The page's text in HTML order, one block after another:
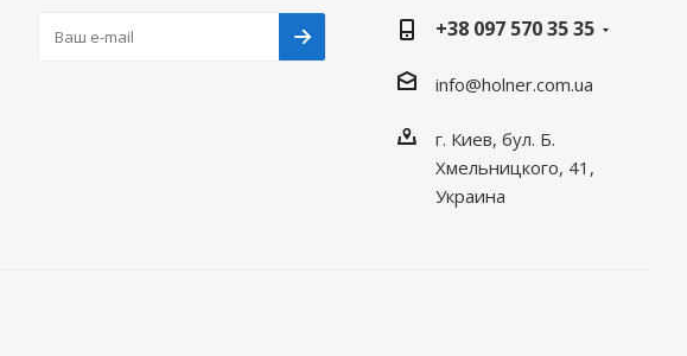
+38 097 570 35 35
info@holner.com.ua
г. Киев, бул. Б.
Хмельницкого, 41,
Украина